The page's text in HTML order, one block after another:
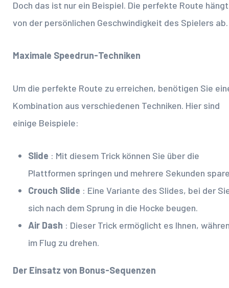
Doch das ist nur ein Beispiel. Die perfekte Route hängt
von der persönlichen Geschwindigkeit des Spielers ab.
Maximale Speedrun-Techniken
Um die perfekte Route zu erreichen, benötigen Sie
Kombination aus verschiedenen Techniken. Hier sind
einige Beispiele:
Slide : Mit diesem Trick können Sie über die
Plattformen springen und mehrere Sekunden
Crouch Slide : Eine Variante des Slides, bei der
sich nach dem Sprung in die Hocke beugen.
Air Dash : Dieser Trick ermöglicht es Ihnen,
im Flug zu drehen.
Der Einsatz von Bonus-Sequenzen